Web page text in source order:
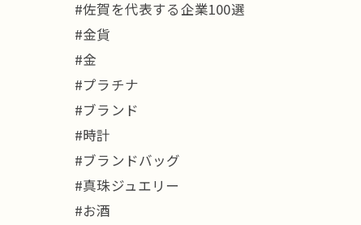
#佐賀を代表する企業100選
#金貨
#金
#プラチナ
#ブランド
#時計
#ブランドバッグ
#真珠ジュエリー
#お酒